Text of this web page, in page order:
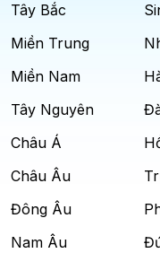
Tây Bắc
Miền Trung
Miền Nam
Tây Nguyên
Châu Á
Châu Âu
Đông Âu
Nam Âu